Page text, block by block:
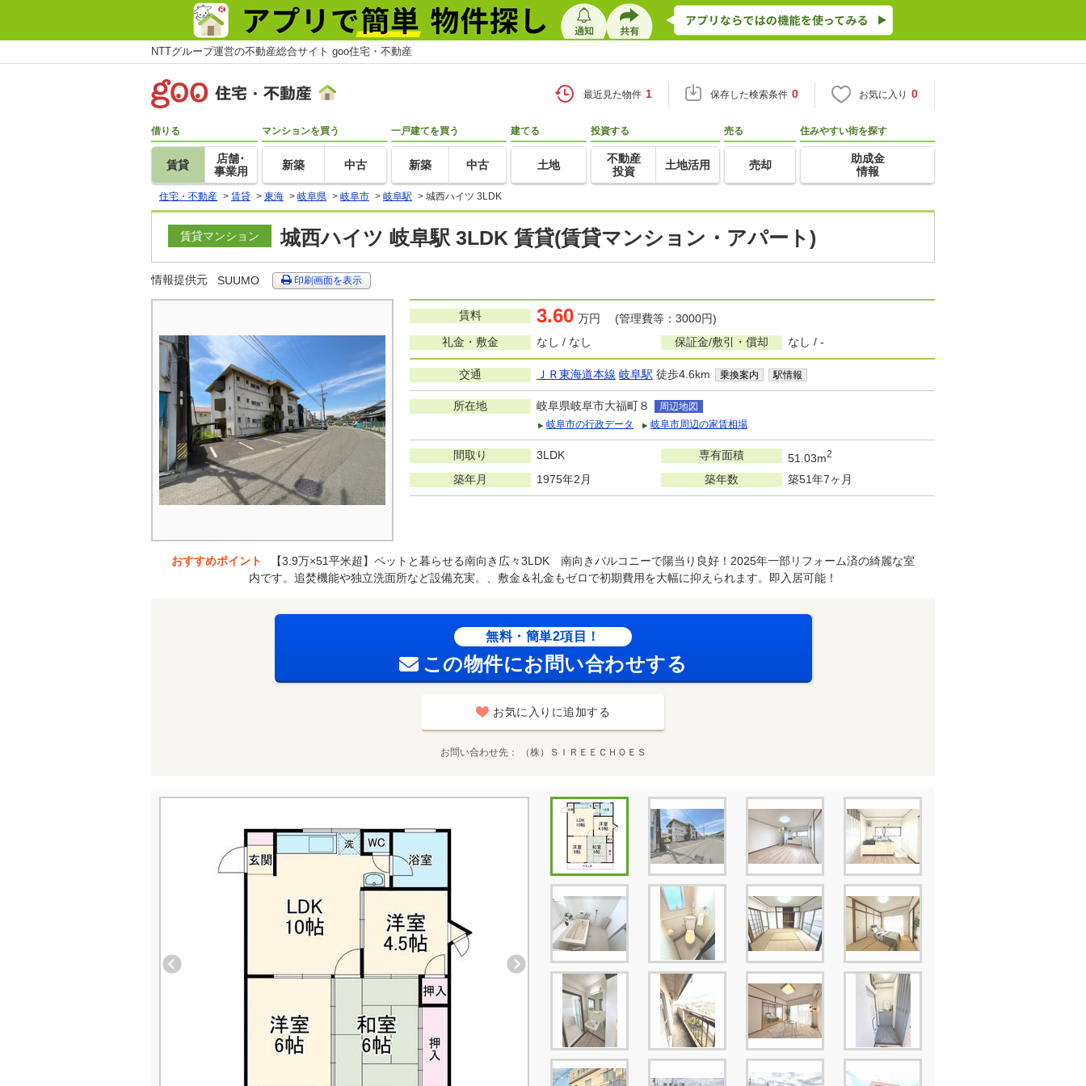
NTTグループ運営の不動産総合サイト goo住宅・不動産
最近見た物件 1 保存した検索条件 0 お気に入り 0
借りる
賃貸
店舗･
事業用
マンションを買う
新築 中古
一戸建てを買う
新築 中古
建てる
土地
投資する
不動産
投資
土地活用
売る
売却
住みやすい街を探す
助成金
情報
住宅・不動産 > 賃貸 > 東海 > 岐阜県 > 岐阜市 > 岐阜駅 > 城西ハイツ 3LDK
賃貸マンション 城西ハイツ 岐阜駅 3LDK 賃貸(賃貸マンション・アパート)
情報提供元 SUUMO 印刷画面を表示
賃料 3.60 万円 (管理費等：3000円)
礼金・敷金
なし / なし 保証金/敷引・償却 なし / -
交通 ＪＲ東海道本線 岐阜駅 徒歩4.6km 乗換案内 駅情報
所在地 岐阜県岐阜市大福町８
周辺地図
岐阜市の行政データ
岐阜市周辺の家賃相場
間取り 3LDK 専有面積 51.03m2
築年月 1975年2月 築年数 築51年7ヶ月
おすすめポイント
【3.9万×51平米超】ペットと暮らせる南向き広々3LDK 南向きバルコニーで陽当り良好！2025年一部リフォーム済の綺麗な室
内です。追焚機能や独立洗面所など設備充実。、敷金＆礼金もゼロで初期費用を大幅に抑えられます。即入居可能！
無料・簡単2項目！
この物件にお問い合わせする
お気に入りに追加する
お問い合わせ先 （株）ＳＩＲＥＥＣＨＯＥＳ